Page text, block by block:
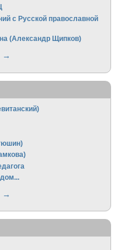
с Русской православной
(Александр Щипков)
→
→